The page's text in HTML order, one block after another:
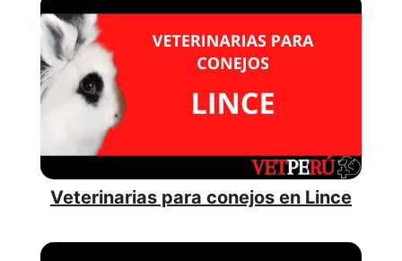
Veterinarias para conejos en Lince